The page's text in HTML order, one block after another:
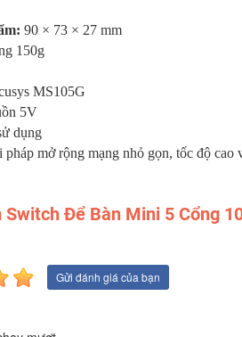
90 × 73 × 27 mm
150g
MS105G
5V
dụng
pháp mở rộng mạng nhỏ gọn, tốc độ
Để Bàn Mini 5 Cổng
Gửi đánh giá của bạn